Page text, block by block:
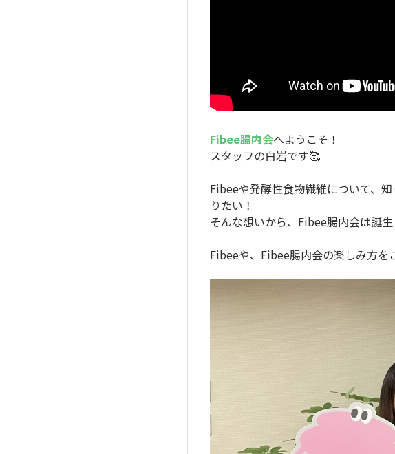
Fibee腸内会へようこそ！
スタッフの白岩です🥰
Fibeeや発酵性食物繊維について、
りたい！
そんな想いから、Fibee腸内会は誕生
Fibeeや、Fibee腸内会の楽しみ方